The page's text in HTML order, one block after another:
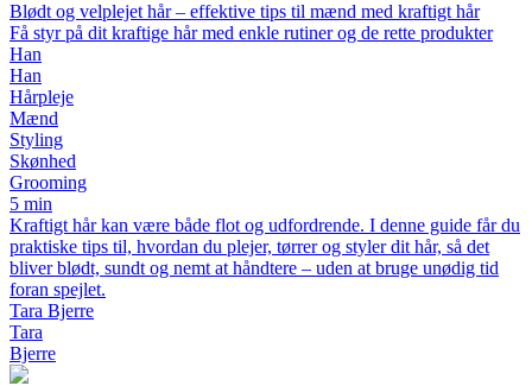
Blødt og velplejet hår – effektive tips til mænd med kraftigt hår
Få styr på dit kraftige hår med enkle rutiner og de rette produkter
Han
Han
Hårpleje
Mænd
Styling
Skønhed
Grooming
5 min
Kraftigt hår kan være både flot og udfordrende. I denne guide får du
praktiske tips til, hvordan du plejer, tørrer og styler dit hår, så det
bliver blødt, sundt og nemt at håndtere – uden at bruge unødig tid
foran spejlet.
Tara Bjerre
Tara
Bjerre